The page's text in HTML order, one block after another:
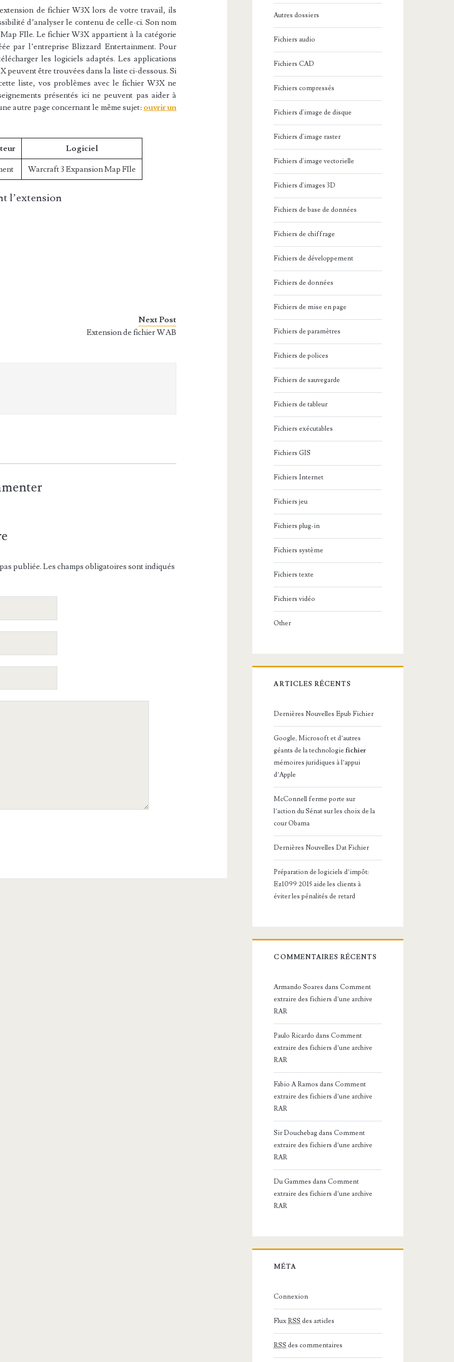
de fichier W3X lors de votre travail, ils
d’analyser le contenu de celle-ci. Son nom
FIle. Le fichier W3X appartient à la catégorie
par l’entreprise Blizzard Entertainment. Pour
les logiciels adaptés. Les applications
peuvent être trouvées dans la liste ci-dessous. Si
liste, vos problèmes avec le fichier W3X ne
présentés ici ne peuvent pas aider à
autre page concernant le même sujet: ouvrir un
Logiciel
Warcraft 3 Expansion Map FIle
l’extension
Next Post
Extension de fichier WAB
publiée. Les champs obligatoires sont indiqués
Autres dossiers
Fichiers audio
Fichiers CAD
Fichiers compressés
Fichiers d'image de disque
Fichiers d'image raster
Fichiers d'image vectorielle
Fichiers d'images 3D
Fichiers de base de données
Fichiers de chiffrage
Fichiers de développement
Fichiers de données
Fichiers de mise en page
Fichiers de paramètres
Fichiers de polices
Fichiers de sauvegarde
Fichiers de tableur
Fichiers exécutables
Fichiers GIS
Fichiers Internet
Fichiers jeu
Fichiers plug-in
Fichiers système
Fichiers texte
Fichiers vidéo
Other
ARTICLES RÉCENTS
Dernières Nouvelles Epub Fichier
Google, Microsoft et d’autres
géants de la technologiefichier
mémoires juridiques à l’appui
d’Apple
McConnell ferme porte sur
l’action du Sénat sur les choix de la
cour Obama
Dernières Nouvelles Dat Fichier
Préparation de logiciels d’impôt:
Ez1099 2015 aide les clients à
éviter les pénalités de retard
COMMENTAIRES RÉCENTS
Armando Soares dansComment
extraire des fichiers d’une archive
RAR
Paulo Ricardo dansComment
extraire des fichiers d’une archive
RAR
Fabio A Ramos dansComment
extraire des fichiers d’une archive
RAR
Sir DouchebagdansComment
extraire des fichiers d’une archive
RAR
Du Gammes dansComment
extraire des fichiers d’une archive
RAR
MÉTA
Connexion
FluxRSS des articles
RSS des commentaires